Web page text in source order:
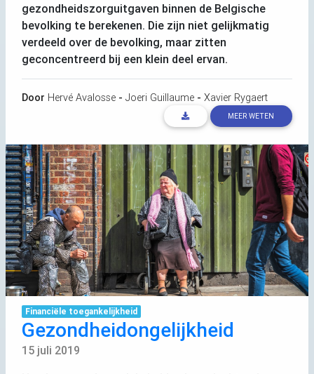
gezondheidszorguitgaven binnen de Belgische
bevolking te berekenen. Die zijn niet gelijkmatig
verdeeld over de bevolking, maar zitten
geconcentreerd bij een klein deel ervan.
Door Hervé Avalosse - Joeri Guillaume - Xavier Rygaert
MEER WETEN
Financiële toegankelijkheid
Gezondheidongelijkheid
15 juli 2019